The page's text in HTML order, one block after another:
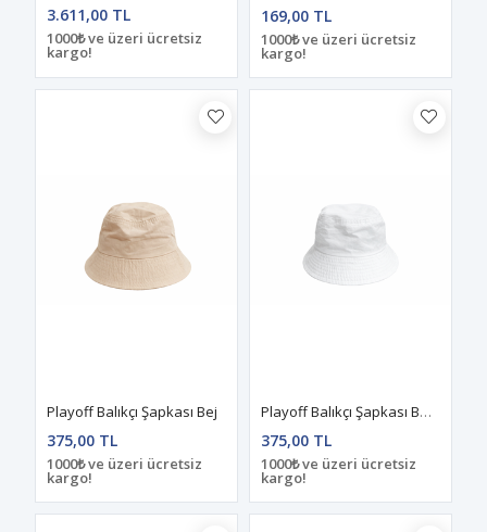
3.611,00 TL
1000₺ ve üzeri ücretsiz
kargo!
169,00 TL
1000₺ ve üzeri ücretsiz
kargo!
Playoff Balıkçı Şapkası Bej
375,00 TL
1000₺ ve üzeri ücretsiz
kargo!
Playoff Balıkçı Şapkası Beyaz
375,00 TL
1000₺ ve üzeri ücretsiz
kargo!